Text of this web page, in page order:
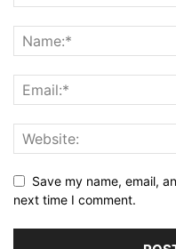
Save my name, email,
next time I comment.